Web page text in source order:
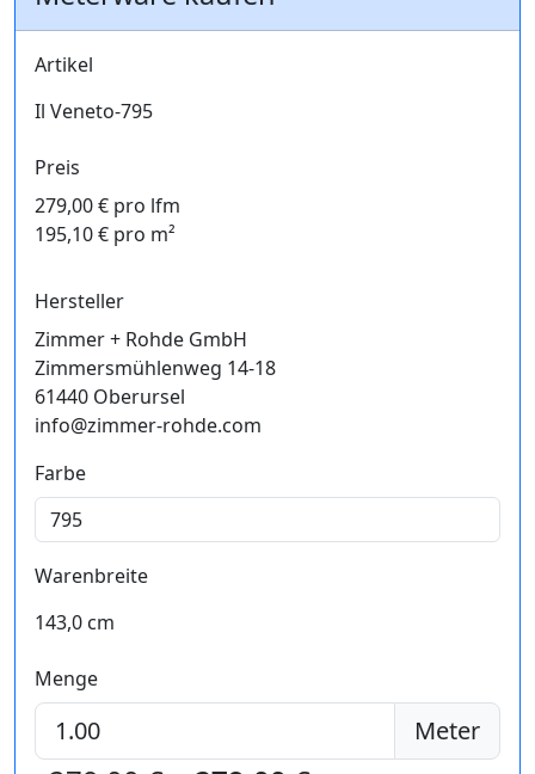
Artikel
Il Veneto-795
Preis
279,00 € pro lfm
195,10 € pro m²
Hersteller
Zimmer + Rohde GmbH
Zimmersmühlenweg 14-18
61440 Oberursel
info@zimmer-rohde.com
Farbe
Warenbreite
143,0 cm
Menge
Meter